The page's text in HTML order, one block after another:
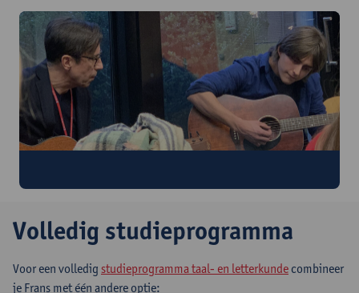
Volledig studieprogramma
Voor een volledig studieprogramma taal- en letterkunde combineer
je Frans met één andere optie: